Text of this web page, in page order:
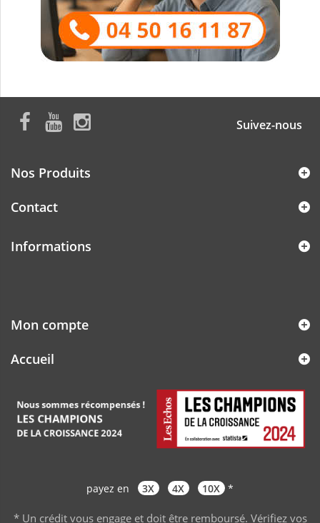
Suivez-nous
Nos Produits
Contact
Informations
Mon compte
Accueil
payez en 3X 4X 10X *
* Un crédit vous engage et doit être remboursé. Vérifiez vos